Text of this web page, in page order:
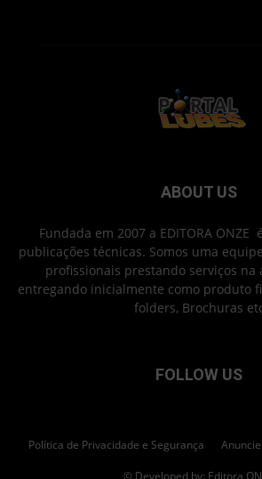
ABOUT US
Fundada em 2007 a EDITORA ONZE
publicações técnicas. Somos uma
profissionais prestando serviços na
entregando inicialmente como produto
folders, Brochuras
FOLLOW US
Política de Privacidade e Segurança
© Developed by: Editora